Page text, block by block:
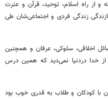
و از راه اسلام، توحید، قرآن و عترت
زندگی فردی و اجتماعی‌شان طی
اخلاقی، سلوکی، عرفان و همچنین
خدا دردنیا نمی‌دید که همین درس
با کودکان و طلاب به قدری خوب بود